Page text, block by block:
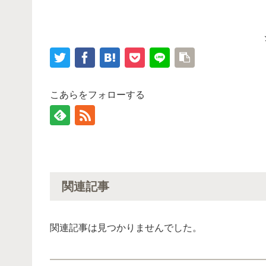
こあらをフォローする
関連記事
関連記事は見つかりませんでした。